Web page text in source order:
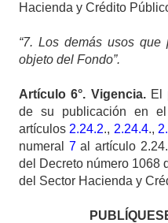
Hacienda y Crédito
“7. Los demás usos
objeto del Fondo”.
Artículo 6°. Vigencia. El
de su publicación en
artículos 2.24.2., 2.24.4.,
numeral 7al artículo
del Decreto número 1068
del Sector Hacienda y